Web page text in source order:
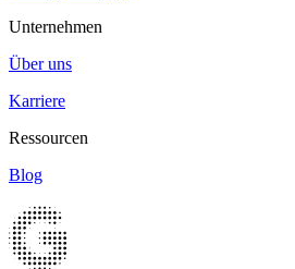
Unternehmen
Über uns
Karriere
Ressourcen
Blog